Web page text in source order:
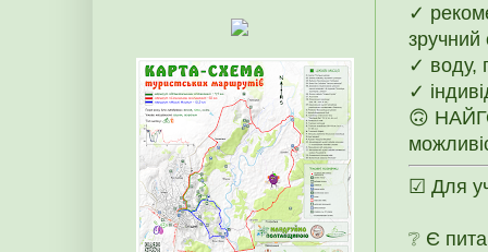
✓
зручний
✓ воду,
✓
🙃
☑ Для
❔ Є